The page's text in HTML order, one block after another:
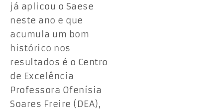
já aplicou o Saese
neste ano e que
acumula um bom
histórico nos
resultados é o Centro
de Excelência
Professora Ofenísia
Soares Freire (DEA),